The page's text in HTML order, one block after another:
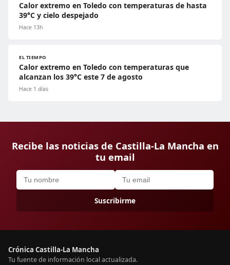
Calor extremo en Toledo con temperaturas de hasta
39°C y cielo despejado
Hace 13h
EL TIEMPO
Calor extremo en Toledo con temperaturas que
alcanzan los 39°C este 7 de agosto
Hace 1 días
Recibe las noticias de Castilla-La Mancha en
tu email
Suscribirme
Crónica Castilla-La Mancha
Tu fuente de información local actualizada.